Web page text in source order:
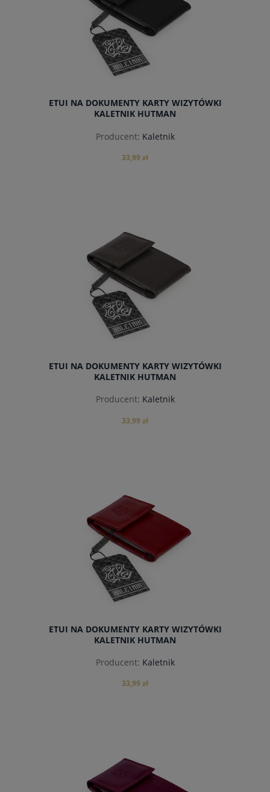
ETUI NA DOKUMENTY KARTY WIZYTÓWKI
KALETNIK HUTMAN
Producent: Kaletnik
33,99 zł
do koszyka
ETUI NA DOKUMENTY KARTY WIZYTÓWKI
KALETNIK HUTMAN
Producent: Kaletnik
33,99 zł
do koszyka
ETUI NA DOKUMENTY KARTY WIZYTÓWKI
KALETNIK HUTMAN
Producent: Kaletnik
33,99 zł
do koszyka